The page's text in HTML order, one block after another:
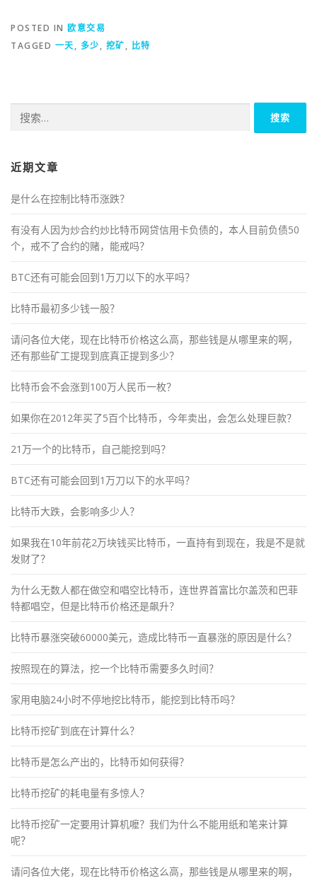
POSTED IN 欧意交易
TAGGED 一天, 多少, 挖矿, 比特
索：
近期文章
是什么在控制比特币涨跌？
有没有人因为炒合约炒比特币网贷信用卡负债的，本人目前负债50
个，戒不了合约的赌，能戒吗？
BTC还有可能会回到1万刀以下的水平吗？
比特币最初多少钱一股？
请问各位大佬，现在比特币价格这么高，那些钱是从哪里来的啊，
还有那些矿工提现到底真正提到多少？
比特币会不会涨到100万人民币一枚？
如果你在2012年买了5百个比特币，今年卖出，会怎么处理巨款？
21万一个的比特币，自己能挖到吗？
BTC还有可能会回到1万刀以下的水平吗？
比特币大跌，会影响多少人？
如果我在10年前花2万块钱买比特币，一直持有到现在，我是不是就
发财了？
为什么无数人都在做空和唱空比特币，连世界首富比尔盖茨和巴菲
特都唱空，但是比特币价格还是飙升？
比特币暴涨突破60000美元，造成比特币一直暴涨的原因是什么？
按照现在的算法，挖一个比特币需要多久时间？
家用电脑24小时不停地挖比特币，能挖到比特币吗？
比特币挖矿到底在计算什么？
比特币是怎么产出的，比特币如何获得？
比特币挖矿的耗电量有多惊人？
比特币挖矿一定要用计算机嚒？我们为什么不能用纸和笔来计算
呢？
请问各位大佬，现在比特币价格这么高，那些钱是从哪里来的啊，